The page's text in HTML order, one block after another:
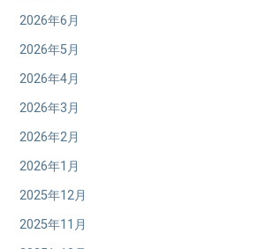
2026年6月
2026年5月
2026年4月
2026年3月
2026年2月
2026年1月
2025年12月
2025年11月